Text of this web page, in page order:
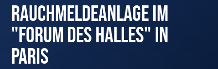
RAUCHMELDEANLAGE IM
"FORUM DES HALLES" IN
PARIS